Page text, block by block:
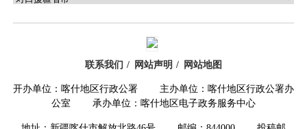
功能，贯彻长江经济带发展、长三角一体
化发展战略，落实上海市规划管控要求，
合理控制建设规模，按程序报批后抓好组
联系我们 网站声明 网站地图
开办单位：喀什地区行政公署 主办单位：喀什地区行政公署办
公室 承办单位：喀什地区电子政务服务中心